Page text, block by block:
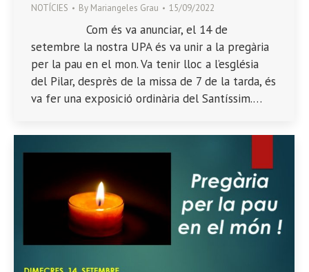
NOTÍCIES By Mariangeles Grau 15/09/2022
Com és va anunciar, el 14 de
setembre la nostra UPA és va unir a la pregària
per la pau en el mon. Va tenir lloc a l’església
del Pilar, desprès de la missa de 7 de la tarda, és
va fer una exposició ordinària del Santíssim.…